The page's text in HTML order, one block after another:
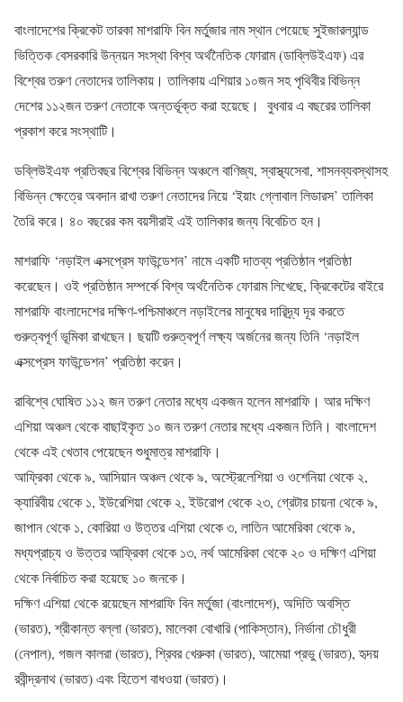
বাংলাদেশের ক্রিকেট তারকা মাশরাফি বিন মর্তুজার নাম স্থান পেয়েছে সুইজারল্যান্ড
ভিত্তিক বেসরকারি উন্নয়ন সংস্থা বিশ্ব অর্থনৈতিক ফোরাম (ডাব্লিউইএফ) এর
বিশ্বের তরুণ নেতাদের তালিকায়। তালিকায় এশিয়ার ১০জন সহ পৃথিবীর বিভিন্ন
দেশের ১১২জন তরুণ নেতাকে অন্তর্ভূক্ত করা হয়েছে। বুধবার এ বছরের তালিকা
প্রকাশ করে সংস্থাটি।
ডব্লিউইএফ প্রতিবছর বিশ্বের বিভিন্ন অঞ্চলে বাণিজ্য, স্বাস্থ্যসেবা, শাসনব্যবস্থাসহ
বিভিন্ন ক্ষেত্রে অবদান রাখা তরুণ নেতাদের নিয়ে ‘ইয়াং গ্লোবাল লিডারস’ তালিকা
তৈরি করে। ৪০ বছরের কম বয়সীরাই এই তালিকার জন্য বিবেচিত হন।
মাশরাফি ‘নড়াইল এক্সপ্রেস ফাউন্ডেশন’ নামে একটি দাতব্য প্রতিষ্ঠান প্রতিষ্ঠা
করেছেন। ওই প্রতিষ্ঠান সম্পর্কে বিশ্ব অর্থনৈতিক ফোরাম লিখেছে, ক্রিকেটের বাইরে
মাশরাফি বাংলাদেশের দক্ষিণ-পশ্চিমাঞ্চলে নড়াইলের মানুষের দারিদ্র্য দূর করতে
গুরুত্বপূর্ণ ভূমিকা রাখছেন। ছয়টি গুরুত্বপূর্ণ লক্ষ্য অর্জনের জন্য তিনি ‘নড়াইল
এক্সপ্রেস ফাউন্ডেশন’ প্রতিষ্ঠা করেন।
রাবিশ্বে ঘোষিত ১১২ জন তরুণ নেতার মধ্যে একজন হলেন মাশরাফি। আর দক্ষিণ
এশিয়া অঞ্চল থেকে বাছাইকৃত ১০ জন তরুণ নেতার মধ্যে একজন তিনি। বাংলাদেশ
থেকে এই খেতাব পেয়েছেন শুধুমাত্র মাশরাফি।
আফ্রিকা থেকে ৯, আসিয়ান অঞ্চল থেকে ৯, অস্ট্রেলেশিয়া ও ওশেনিয়া থেকে ২,
ক্যারিবীয় থেকে ১, ইউরেশিয়া থেকে ২, ইউরোপ থেকে ২৩, গ্রেটার চায়না থেকে ৯,
জাপান থেকে ১, কোরিয়া ও উত্তর এশিয়া থেকে ৩, লাতিন আমেরিকা থেকে ৯,
মধ্যপ্রাচ্য ও উত্তর আফ্রিকা থেকে ১৩, নর্থ আমেরিকা থেকে ২০ ও দক্ষিণ এশিয়া
থেকে নির্বাচিত করা হয়েছে ১০ জনকে।
দক্ষিণ এশিয়া থেকে রয়েছেন মাশরাফি বিন মর্তুজা (বাংলাদেশ), অদিতি অবস্তি
(ভারত), শ্রীকান্ত বল্লা (ভারত), মালেকা বোখারি (পাকিস্তান), নির্ভানা চৌধুরী
(নেপাল), গজল কালরা (ভারত), শ্রিবর খেরুকা (ভারত), আমেয়া প্রভু (ভারত), হৃদয়
রবীন্দ্রনাথ (ভারত) এবং হিতেশ বাধওয়া (ভারত)।